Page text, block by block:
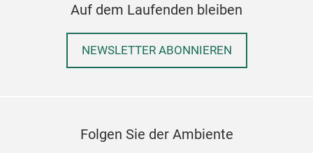
Auf dem Laufenden bleiben
NEWSLETTER ABONNIEREN
Folgen Sie der Ambiente